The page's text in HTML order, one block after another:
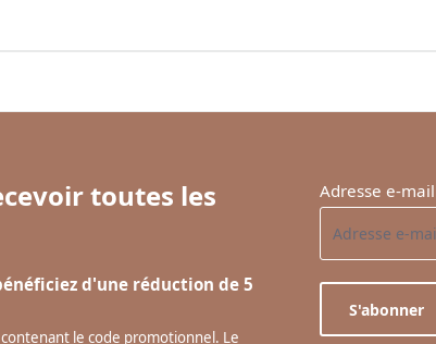
toutes les
d'une réduction de 5
le code promotionnel. Le
Adresse e-mail
S'abonner